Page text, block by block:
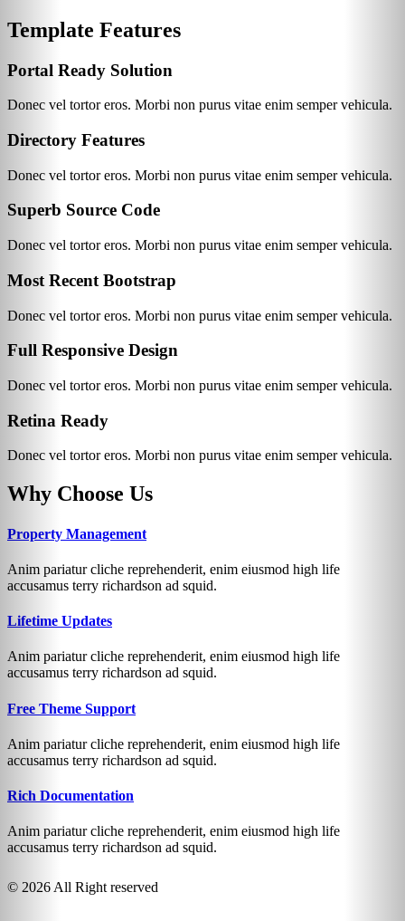
Template Features
Portal Ready Solution
Donec vel tortor eros. Morbi non purus vitae enim semper vehicula.
Directory Features
Donec vel tortor eros. Morbi non purus vitae enim semper vehicula.
Superb Source Code
Donec vel tortor eros. Morbi non purus vitae enim semper vehicula.
Most Recent Bootstrap
Donec vel tortor eros. Morbi non purus vitae enim semper vehicula.
Full Responsive Design
Donec vel tortor eros. Morbi non purus vitae enim semper vehicula.
Retina Ready
Donec vel tortor eros. Morbi non purus vitae enim semper vehicula.
Why Choose Us
Property Management
Anim pariatur cliche reprehenderit, enim eiusmod high life
accusamus terry richardson ad squid.
Lifetime Updates
Anim pariatur cliche reprehenderit, enim eiusmod high life
accusamus terry richardson ad squid.
Free Theme Support
Anim pariatur cliche reprehenderit, enim eiusmod high life
accusamus terry richardson ad squid.
Rich Documentation
Anim pariatur cliche reprehenderit, enim eiusmod high life
accusamus terry richardson ad squid.
© 2026 All Right reserved